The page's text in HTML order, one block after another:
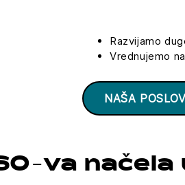
Razvijamo
Vrednujemo
NAŠA
va načela